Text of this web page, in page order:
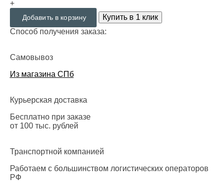
+
Добавить в корзину
Купить в 1 клик
Способ получения заказа:
Самовывоз
Из магазина СПб
Курьерская доставка
Бесплатно при заказе
от 100 тыс. рублей
Транспортной компанией
Работаем с большинством логистических операторов
РФ